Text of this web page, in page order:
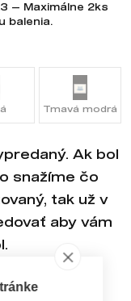
— Maximálne 2ks
balenia.
Tmavá modrá
Ak bol
snažíme čo
tak už v
aby vám